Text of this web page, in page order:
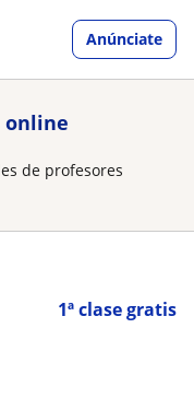
Anúnciate
online
de profesores
1ª clase gratis